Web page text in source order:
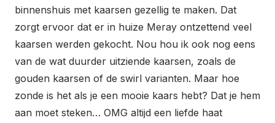
binnenshuis met kaarsen gezellig te maken. Dat
zorgt ervoor dat er in huize Meray ontzettend veel
kaarsen werden gekocht. Nou hou ik ook nog eens
van de wat duurder uitziende kaarsen, zoals de
gouden kaarsen of de swirl varianten. Maar hoe
zonde is het als je een mooie kaars hebt? Dat je hem
aan moet steken… OMG altijd een liefde haat